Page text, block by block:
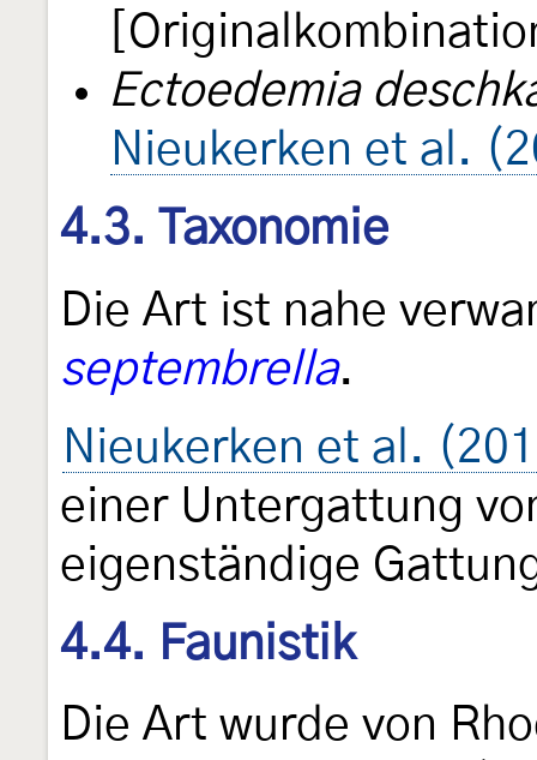
Ectoedemia
Nieukerken et al.
4.3. Taxonomie
Die Art ist nahe
septembrella.
Nieukerken et al.
einer Untergattung
eigenständige
4.4. Faunistik
Die Art wurde von